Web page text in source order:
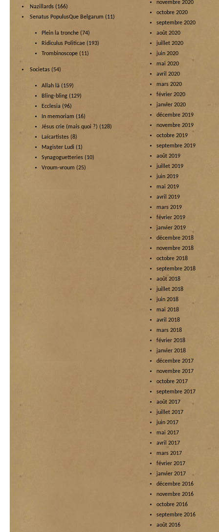
Nazillards (166)
Senatus PopulusQue Belgarum (11)
Plein la tronche (74)
Ridiculus Politicae (193)
Trombinoscope (11)
Societas (54)
Allah là (159)
Bling-bling (129)
Ecclesia (96)
In memoriam (16)
Jésus crie (mais quoi ?) (128)
Laïcartistes (8)
Magister Ludi (1)
Synagoguetteries (10)
Vroum-vroum (25)
novembre 2020
octobre 2020
septembre 2020
août 2020
juillet 2020
juin 2020
mai 2020
avril 2020
mars 2020
février 2020
janvier 2020
décembre 2019
novembre 2019
octobre 2019
septembre 2019
août 2019
juillet 2019
juin 2019
mai 2019
avril 2019
mars 2019
février 2019
janvier 2019
décembre 2018
novembre 2018
octobre 2018
septembre 2018
août 2018
juillet 2018
juin 2018
mai 2018
avril 2018
mars 2018
février 2018
janvier 2018
décembre 2017
novembre 2017
octobre 2017
septembre 2017
août 2017
juillet 2017
juin 2017
mai 2017
avril 2017
mars 2017
février 2017
janvier 2017
décembre 2016
novembre 2016
octobre 2016
septembre 2016
août 2016